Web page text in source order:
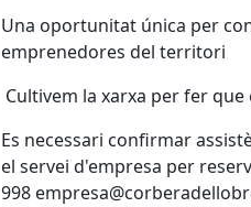
Una oportunitat única per
emprenedores del territori
Cultivem la xarxa per fer
Es necessari confirmar
el servei d'empresa per
998